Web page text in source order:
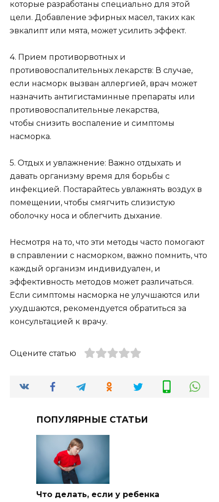
которые разработаны специально для этой
цели. Добавление эфирных масел, таких как
эвкалипт или мята, может усилить эффект.
4. Прием противорвотных и
противовоспалительных лекарств: В случае,
если насморк вызван аллергией, врач может
назначить антигистаминные препараты или
противовоспалительные лекарства,
чтобы снизить воспаление и симптомы
насморка.
5. Отдых и увлажнение: Важно отдыхать и
давать организму время для борьбы с
инфекцией. Постарайтесь увлажнять воздух в
помещении, чтобы смягчить слизистую
оболочку носа и облегчить дыхание.
Несмотря на то, что эти методы часто помогают
в справлении с насморком, важно помнить, что
каждый организм индивидуален, и
эффективность методов может различаться.
Если симптомы насморка не улучшаются или
ухудшаются, рекомендуется обратиться за
консультацией к врачу.
Оцените статью
ПОПУЛЯРНЫЕ СТАТЬИ
Что делать, если у ребенка